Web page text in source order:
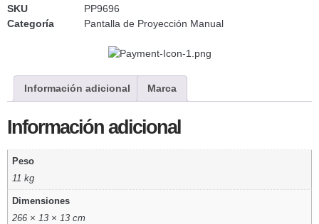
SKU
PP9696
Categoría
Pantalla de Proyección Manual
Información adicional Marca
Información adicional
Peso
11 kg
Dimensiones
266 × 13 × 13 cm